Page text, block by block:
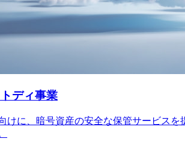
ディ事業
けに、暗号資産の安全な保管サービス